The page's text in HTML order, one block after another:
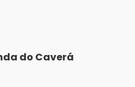
do Caverá